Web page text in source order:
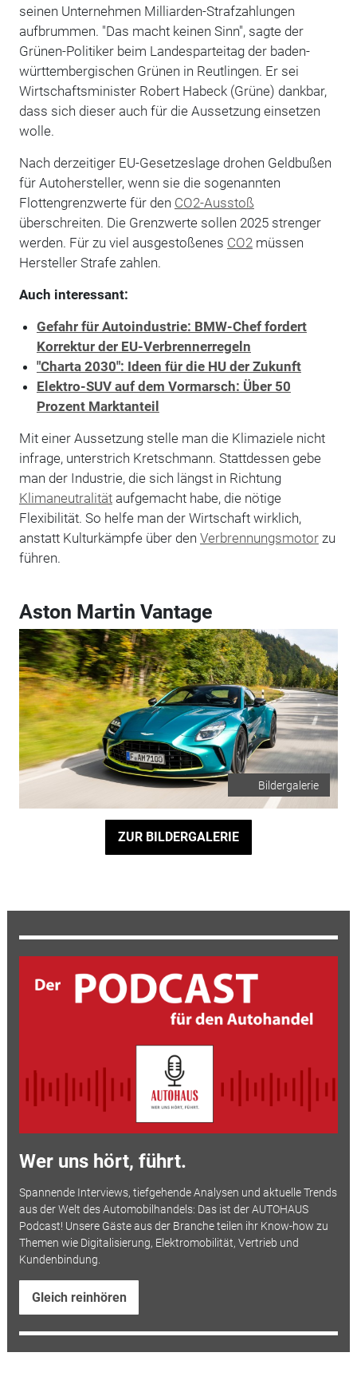
seinen Unternehmen Milliarden-Strafzahlungen
aufbrummen. "Das macht keinen Sinn", sagte der
Grünen-Politiker beim Landesparteitag der baden-
württembergischen Grünen in Reutlingen. Er sei
Wirtschaftsminister Robert Habeck (Grüne) dankbar,
dass sich dieser auch für die Aussetzung einsetzen
wolle.
Nach derzeitiger EU-Gesetzeslage drohen Geldbußen
für Autohersteller, wenn sie die sogenannten
Flottengrenzwerte für den CO2-Ausstoß
überschreiten. Die Grenzwerte sollen 2025 strenger
werden. Für zu viel ausgestoßenes CO2 müssen
Hersteller Strafe zahlen.
Auch interessant:
Gefahr für Autoindustrie: BMW-Chef fordert
Korrektur der EU-Verbrennerregeln
"Charta 2030": Ideen für die HU der Zukunft
Elektro-SUV auf dem Vormarsch: Über 50
Prozent Marktanteil
Mit einer Aussetzung stelle man die Klimaziele nicht
infrage, unterstrich Kretschmann. Stattdessen gebe
man der Industrie, die sich längst in Richtung
Klimaneutralitätaufgemacht habe, die nötige
Flexibilität. So helfe man der Wirtschaft wirklich,
anstatt Kulturkämpfe über den Verbrennungsmotorzu
führen.
Aston Martin Vantage
Bildergalerie
ZUR BILDERGALERIE
Wer uns hört, führt.
Spannende Interviews, tiefgehende Analysen und aktuelle Trends
aus der Welt des Automobilhandels: Das ist der AUTOHAUS
Podcast! Unsere Gäste aus der Branche teilen ihr Know-how zu
Themen wie Digitalisierung, Elektromobilität, Vertrieb und
Kundenbindung.
Gleich reinhören